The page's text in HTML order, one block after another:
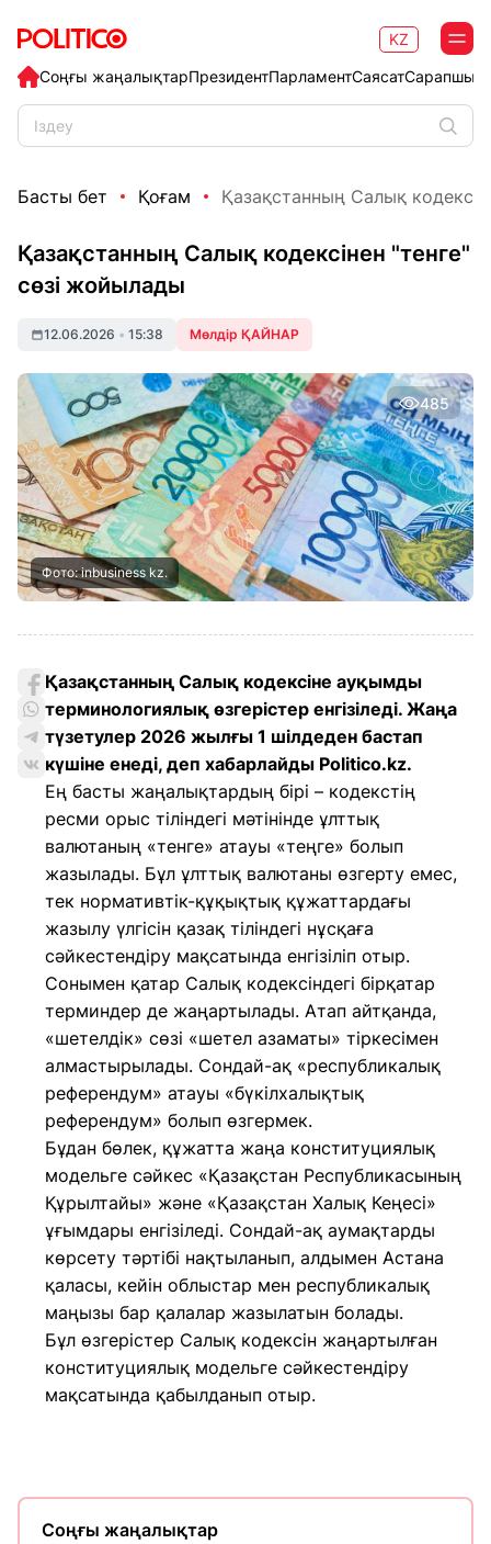
Соңғы жаңалықтарПрезидентПарламентСаясат
KZ
Басты бет Қоғам Қазақстанның Салық
Қазақстанның Салық кодексінен "тенге"
сөзі жойылады
12.06.2026 • 15:38 Мөлдір ҚАЙНАР
485
Фото: inbusiness kz.
Қазақстанның Салық кодексіне ауқымды
терминологиялық өзгерістер енгізіледі. Жаңа
түзетулер 2026 жылғы 1 шілдеден бастап
күшіне енеді, деп хабарлайды Politico.kz.
Ең басты жаңалықтардың бірі – кодекстің
ресми орыс тіліндегі мәтінінде ұлттық
валютаның «тенге» атауы «теңге» болып
жазылады. Бұл ұлттық валютаны өзгерту емес,
тек нормативтік-құқықтық құжаттардағы
жазылу үлгісін қазақ тіліндегі нұсқаға
сәйкестендіру мақсатында енгізіліп отыр.
Сонымен қатар Салық кодексіндегі бірқатар
терминдер де жаңартылады. Атап айтқанда,
«шетелдік» сөзі «шетел азаматы» тіркесімен
алмастырылады. Сондай-ақ «республикалық
референдум» атауы «бүкілхалықтық
референдум» болып өзгермек.
Бұдан бөлек, құжатта жаңа конституциялық
модельге сәйкес «Қазақстан Республикасының
Құрылтайы» және «Қазақстан Халық Кеңесі»
ұғымдары енгізіледі. Сондай-ақ аумақтарды
көрсету тәртібі нақтыланып, алдымен Астана
қаласы, кейін облыстар мен республикалық
маңызы бар қалалар жазылатын болады.
Бұл өзгерістер Салық кодексін жаңартылған
конституциялық модельге сәйкестендіру
мақсатында қабылданып отыр.
Соңғы жаңалықтар